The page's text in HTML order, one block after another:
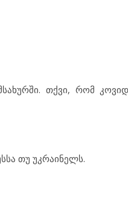
თქვი, რომ
თუ უკრაინელს.